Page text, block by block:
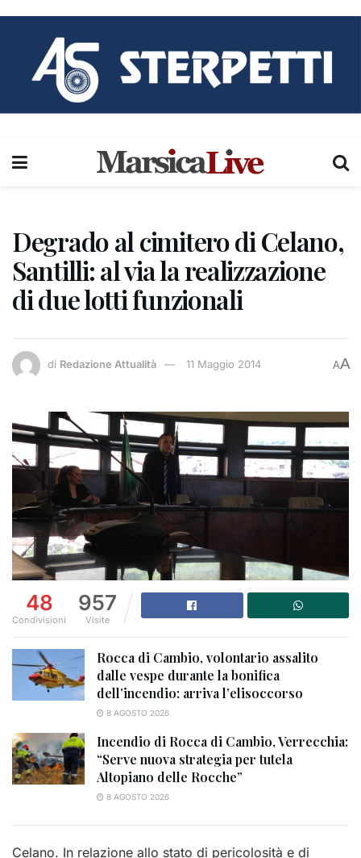
Degrado al cimitero di Celano,
Santilli: al via la realizzazione
di due lotti funzionali
di Redazione Attualità 11 Maggio 2014 AA
48
Condivisioni
957
Visite
Rocca di Cambio, volontario assalito
dalle vespe durante la bonifica
dell’incendio: arriva l’elisoccorso
8 AGOSTO 2026
Incendio di Rocca di Cambio, Verrecchia:
“Serve nuova strategia per tutela
Altopiano delle Rocche”
8 AGOSTO 2026
Celano. In relazione allo stato di pericolosità e di